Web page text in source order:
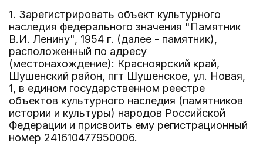
1. Зарегистрировать объект культурного
наследия федерального значения "Памятник
В.И. Ленину", 1954 г. (далее - памятник),
расположенный по адресу
(местонахождение): Красноярский край,
Шушенский район, пгт Шушенское, ул. Новая,
1, в едином государственном реестре
объектов культурного наследия (памятников
истории и культуры) народов Российской
Федерации и присвоить ему регистрационный
номер 241610477950006.